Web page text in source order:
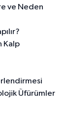
ve Neden
Kalp
Üfürümler